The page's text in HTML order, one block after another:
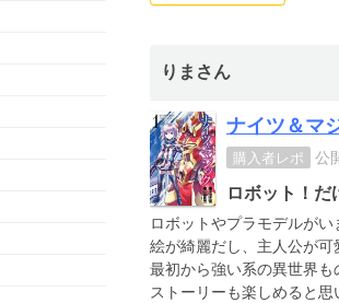
りまさん
ナイツ＆マ
購入者レポ 公
ロボット！だ
ロボットやプラモデルがい
絵が綺麗だし、主人公が可
最初から強い系の異世界も
ストーリーも楽しめると思